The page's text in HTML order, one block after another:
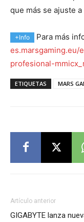
que más se ajuste
+Info
Para más
profesional-
ETIQUETAS MARS
Artículo anterior
GIGABYTE lanza